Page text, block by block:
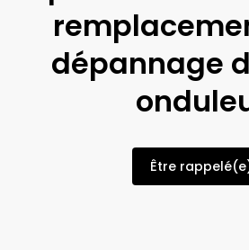
dépannage
Être